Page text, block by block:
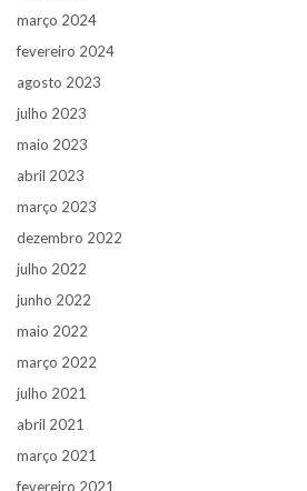
março 2024
fevereiro 2024
agosto 2023
julho 2023
maio 2023
abril 2023
março 2023
dezembro 2022
julho 2022
junho 2022
maio 2022
março 2022
julho 2021
abril 2021
março 2021
fevereiro 2021